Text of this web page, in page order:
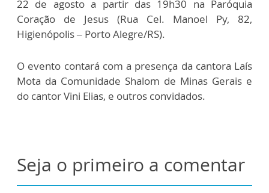
22 de agosto a partir das 19h30 na Paróquia
Coração de Jesus (Rua Cel. Manoel Py, 82,
Higienópolis – Porto Alegre/RS).
O evento contará com a presença da cantora Laís
Mota da Comunidade Shalom de Minas Gerais e
do cantor Vini Elias, e outros convidados.
Seja o primeiro a comentar